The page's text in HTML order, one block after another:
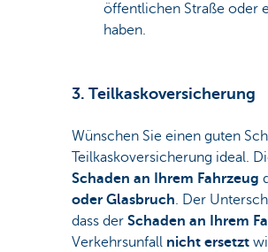
öffentlichen Straße oder
haben.
3. Teilkaskoversicherung
Wünschen Sie einen guten
Teilkaskoversicherung ideal.
Schaden an Ihrem Fahrzeug
oder Glasbruch. Der
dass der Schaden an Ihrem
Verkehrsunfallnicht ersetzt